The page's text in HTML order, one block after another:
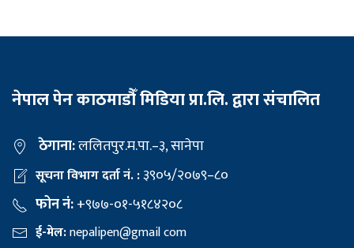
नेपाल पेन काठमाडौँ मिडिया प्रा.लि. द्वारा संचालित
ठेगाना:ललितपुर.म.पा.–३, सानेपा
सूचना विभाग दर्ता नं. :३९०५/२०७९–८०
फोन नं:+९७७-०१-५१८४२०८
ई-मेल:nepalipen@gmail com